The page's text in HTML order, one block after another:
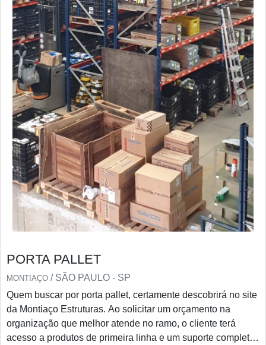
PORTA PALLET
MONTIAÇO / SÃO PAULO - SP
Quem buscar por porta pallet, certamente descobrirá no site
da Montiaço Estruturas. Ao solicitar um orçamento na
organização que melhor atende no ramo, o cliente terá
acesso a produtos de primeira linha e um suporte completo,